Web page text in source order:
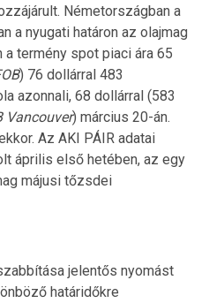
Németországban a
a nyugati határon az olajmag
termény spot piaci ára 65
) 76 dollárral 483
azonnali, 68 dollárral (583
Vancouver) március 20-án.
Az AKI PÁIR adatai
április első hetében, az egy
májusi tőzsdei
jelentős nyomást
határidőkre